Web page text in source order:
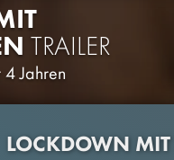
TRAILER
4 Jahren
LOCKDOWN